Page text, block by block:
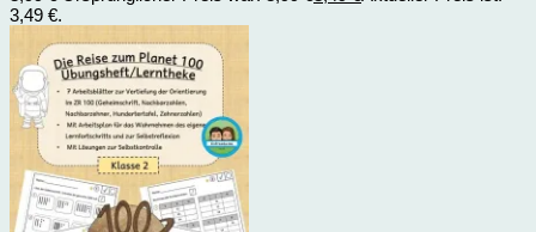
3,49 €.